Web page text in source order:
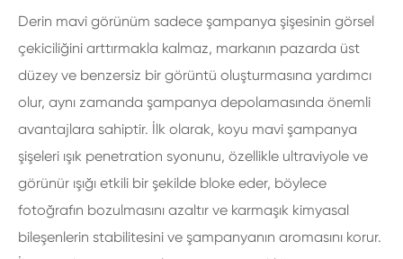
Derin mavi görünüm sadece şampanya şişesinin görsel
çekiciliğini arttırmakla kalmaz, markanın pazarda üst
düzey ve benzersiz bir görüntü oluşturmasına yardımcı
olur, aynı zamanda şampanya depolamasında önemli
avantajlara sahiptir. İlk olarak, koyu mavi şampanya
şişeleri ışık penetration syonunu, özellikle ultraviyole ve
görünür ışığı etkili bir şekilde bloke eder, böylece
fotoğrafın bozulmasını azaltır ve karmaşık kimyasal
bileşenlerin stabilitesini ve şampanyanın aromasını korur.